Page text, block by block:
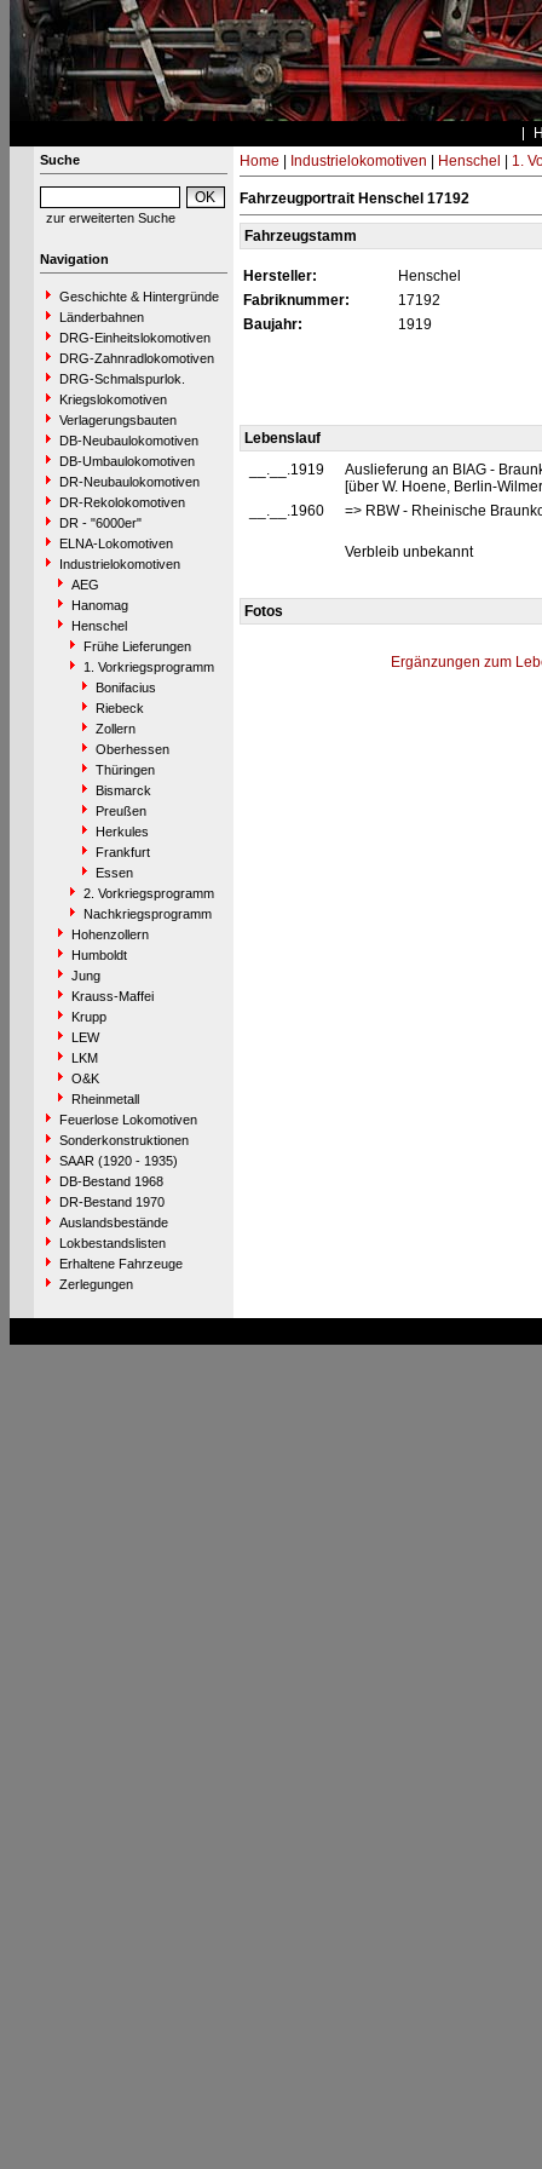
Suche
zur erweiterten Suche
Navigation
Geschichte & Hintergründe
Länderbahnen
DRG-Einheitslokomotiven
DRG-Zahnradlokomotiven
DRG-Schmalspurlok.
Kriegslokomotiven
Verlagerungsbauten
DB-Neubaulokomotiven
DB-Umbaulokomotiven
DR-Neubaulokomotiven
DR-Rekolokomotiven
DR - "6000er"
ELNA-Lokomotiven
Industrielokomotiven
AEG
Hanomag
Henschel
Frühe Lieferungen
1. Vorkriegsprogramm
Bonifacius
Riebeck
Zollern
Oberhessen
Thüringen
Bismarck
Preußen
Herkules
Frankfurt
Essen
2. Vorkriegsprogramm
Nachkriegsprogramm
Hohenzollern
Humboldt
Jung
Krauss-Maffei
Krupp
LEW
LKM
O&K
Rheinmetall
Feuerlose Lokomotiven
Sonderkonstruktionen
SAAR (1920 - 1935)
DB-Bestand 1968
DR-Bestand 1970
Auslandsbestände
Lokbestandslisten
Erhaltene Fahrzeuge
Zerlegungen
Home Industrielokomotiven Henschel 1.
Fahrzeugportrait Henschel 17192
Fahrzeugstamm
Hersteller:
Henschel
Fabriknummer:
17192
Baujahr:
1919
Lebenslauf
__.__.1919
Auslieferung an BIAG -
[über W. Hoene, Berlin-
__.__.1960
=> RBW - Rheinische
Verbleib unbekannt
Fotos
Ergänzungen zum